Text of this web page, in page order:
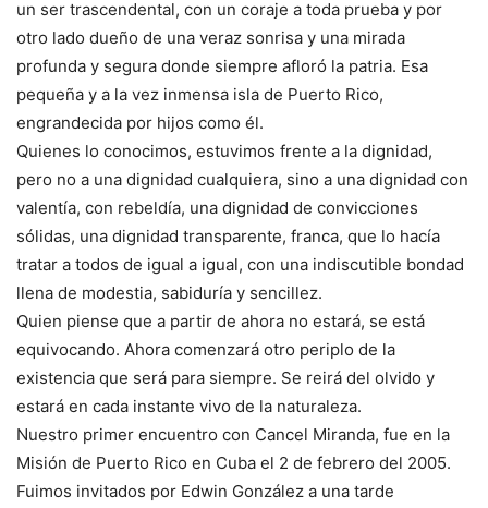
un ser trascendental, con un coraje a toda prueba y por
otro lado dueño de una veraz sonrisa y una mirada
profunda y segura donde siempre afloró la patria. Esa
pequeña y a la vez inmensa isla de Puerto Rico,
engrandecida por hijos como él.
Quienes lo conocimos, estuvimos frente a la dignidad,
pero no a una dignidad cualquiera, sino a una dignidad con
valentía, con rebeldía, una dignidad de convicciones
sólidas, una dignidad transparente, franca, que lo hacía
tratar a todos de igual a igual, con una indiscutible bondad
llena de modestia, sabiduría y sencillez.
Quien piense que a partir de ahora no estará, se está
equivocando. Ahora comenzará otro periplo de la
existencia que será para siempre. Se reirá del olvido y
estará en cada instante vivo de la naturaleza.
Nuestro primer encuentro con Cancel Miranda, fue en la
Misión de Puerto Rico en Cuba el 2 de febrero del 2005.
Fuimos invitados por Edwin González a una tarde